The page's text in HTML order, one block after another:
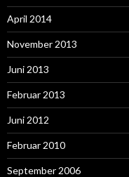
April 2014
November 2013
Juni 2013
Februar 2013
Juni 2012
Februar 2010
September 2006